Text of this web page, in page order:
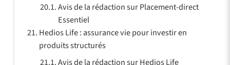
Avis de la rédaction sur Placement-direct
Essentiel
Hedios Life : assurance vie pour investir en
produits structurés
Avis de la rédaction sur Hedios Life